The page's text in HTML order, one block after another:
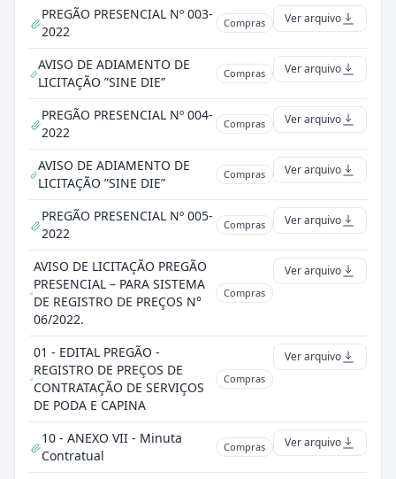
PREGÃO PRESENCIAL Nº 003-
2022
Compras Ver arquivo
AVISO DE ADIAMENTO DE
LICITAÇÃO ”SINE DIE”
Compras Ver arquivo
PREGÃO PRESENCIAL Nº 004-
2022
Compras Ver arquivo
AVISO DE ADIAMENTO DE
LICITAÇÃO ”SINE DIE”
Compras Ver arquivo
PREGÃO PRESENCIAL Nº 005-
2022
Compras Ver arquivo
AVISO DE LICITAÇÃO PREGÃO
PRESENCIAL – PARA SISTEMA
DE REGISTRO DE PREÇOS N°
06/2022.
Compras
Ver arquivo
01 - EDITAL PREGÃO -
REGISTRO DE PREÇOS DE
CONTRATAÇÃO DE SERVIÇOS
DE PODA E CAPINA
Compras
Ver arquivo
10 - ANEXO VII - Minuta
Contratual
Compras Ver arquivo